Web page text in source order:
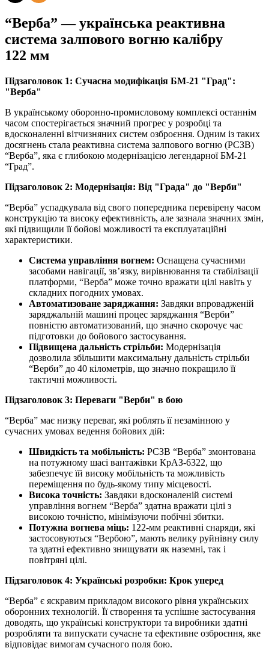
“Верба” — українська реактивна
система залпового вогню калібру
122 мм
Підзаголовок 1: Сучасна модифікація БМ-21 "Град":
"Верба"
В українському оборонно-промисловому комплексі останнім
часом спостерігається значний прогрес у розробці та
вдосконаленні вітчизняних систем озброєння. Одним із таких
досягнень стала реактивна система залпового вогню (РСЗВ)
“Верба”, яка є глибокою модернізацією легендарної БМ-21
“Град”.
Підзаголовок 2: Модернізація: Від "Града" до "Верби"
“Верба” успадкувала від свого попередника перевірену часом
конструкцію та високу ефективність, але зазнала значних змін,
які підвищили її бойові можливості та експлуатаційні
характеристики.
Система управління вогнем: Оснащена сучасними
засобами навігації, зв’язку, вирівнювання та стабілізації
платформи, “Верба” може точно вражати цілі навіть у
складних погодних умовах.
Автоматизоване заряджання: Завдяки впровадженій
заряджальній машині процес заряджання “Верби”
повністю автоматизований, що значно скорочує час
підготовки до бойового застосування.
Підвищена дальність стрільби: Модернізація
дозволила збільшити максимальну дальність стрільби
“Верби” до 40 кілометрів, що значно покращило її
тактичні можливості.
Підзаголовок 3: Переваги "Верби" в бою
“Верба” має низку переваг, які роблять її незамінною у
сучасних умовах ведення бойових дій:
Швидкість та мобільність: РСЗВ “Верба” змонтована
на потужному шасі вантажівки КрАЗ-6322, що
забезпечує їй високу мобільність та можливість
переміщення по будь-якому типу місцевості.
Висока точність: Завдяки вдосконаленій системі
управління вогнем “Верба” здатна вражати цілі з
високою точністю, мінімізуючи побічні збитки.
Потужна вогнева міць: 122-мм реактивні снаряди, які
застосовуються “Вербою”, мають велику руйнівну силу
та здатні ефективно знищувати як наземні, так і
повітряні цілі.
Підзаголовок 4: Українські розробки: Крок уперед
“Верба” є яскравим прикладом високого рівня українських
оборонних технологій. Її створення та успішне застосування
доводять, що українські конструктори та виробники здатні
розробляти та випускати сучасне та ефективне озброєння, яке
відповідає вимогам сучасного поля бою.